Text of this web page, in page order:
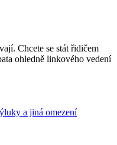
Chcete se stát řidičem
ohledně linkového vedení
a jiná omezení